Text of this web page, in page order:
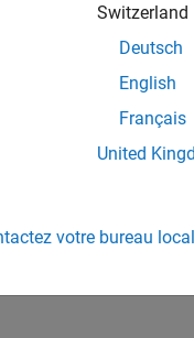
Switzerland
Deutsch
English
Français
United
votre bureau local